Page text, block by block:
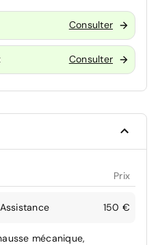
Consulter
Consulter
Prix
150 €
mécanique,